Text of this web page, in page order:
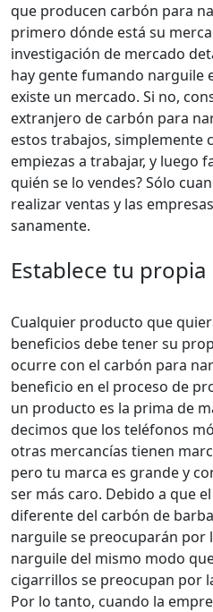
que producen carbón para
primero dónde está su
investigación de mercado
hay gente fumando narguile
existe un mercado. Si no,
extranjero de carbón para
estos trabajos, simplemente
empiezas a trabajar, y luego
quién se lo vendes? Sólo
realizar ventas y las
sanamente.
Establece tu
Cualquier producto que
beneficios debe tener su
ocurre con el carbón para
beneficio en el proceso de
un producto es la prima de
decimos que los teléfonos
otras mercancías tienen
pero tu marca es grande y
ser más caro. Debido a que
diferente del carbón de
narguile se preocuparán por
narguile del mismo modo
cigarrillos se preocupan por
Por lo tanto, cuando la